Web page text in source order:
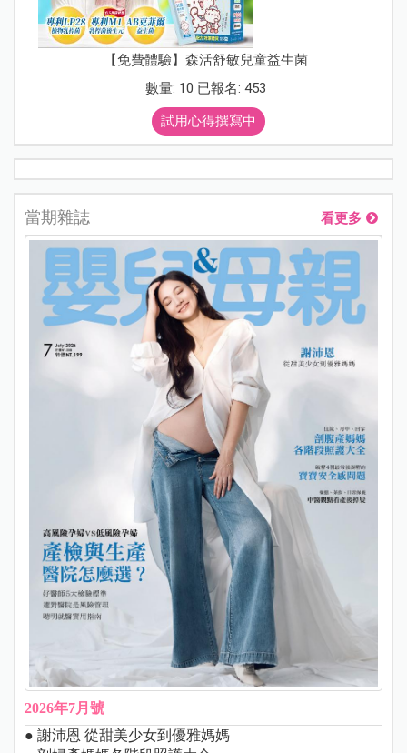
【免費體驗】森活舒敏兒童益生菌
數量: 10 已報名: 453
試用心得撰寫中
當期雜誌 看更多
2026年7月號
● 謝沛恩 從甜美少女到優雅媽媽